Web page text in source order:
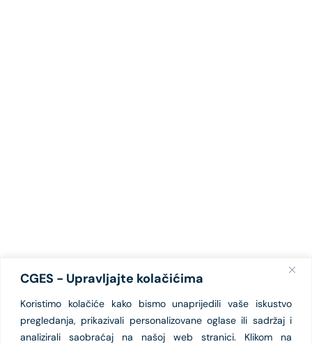
CGES - Upravljajte kolačićima
Koristimo kolačiće kako bismo unaprijedili vaše iskustvo
pregledanja, prikazivali personalizovane oglase ili sadržaj i
analizirali saobraćaj na našoj web stranici. Klikom na